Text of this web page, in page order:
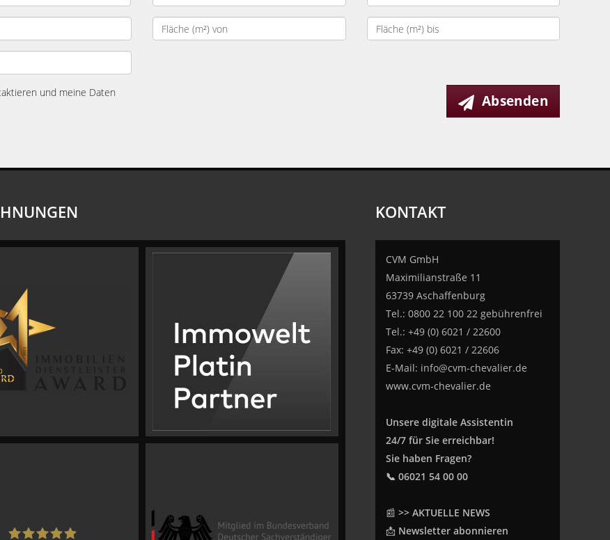
und meine Daten
Absenden
KONTAKT
CVM GmbH
Maximilianstraße 11
63739 Aschaffenburg
Tel.: 0800 22 100 22 gebührenfrei
Tel.: +49 (0) 6021 / 22600
Fax: +49 (0) 6021 / 22606
E-Mail: info@cvm-chevalier.de
www.cvm-chevalier.de
Unsere digitale Assistentin
24/7 für Sie erreichbar!
Sie haben Fragen?
📞 06021 54 00 00
📰 >> AKTUELLE NEWS
📩 Newsletter abonnieren